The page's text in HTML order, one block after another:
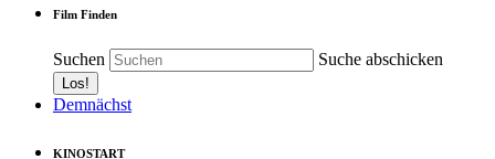
Film Finden
Suchen Suche abschicken
Demnächst
KINOSTART